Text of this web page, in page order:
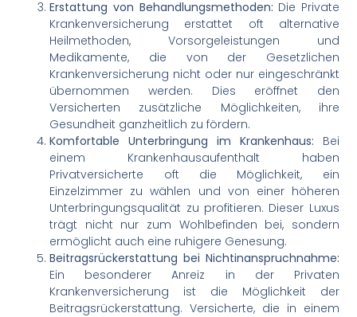
Erstattung von Behandlungsmethoden: Die Private
Krankenversicherung erstattet oft alternative
Heilmethoden, Vorsorgeleistungen und
Medikamente, die von der Gesetzlichen
Krankenversicherung nicht oder nur eingeschränkt
übernommen werden. Dies eröffnet den
Versicherten zusätzliche Möglichkeiten, ihre
Gesundheit ganzheitlich zu fördern.
Komfortable Unterbringung im Krankenhaus: Bei
einem Krankenhausaufenthalt haben
Privatversicherte oft die Möglichkeit, ein
Einzelzimmer zu wählen und von einer höheren
Unterbringungsqualität zu profitieren. Dieser Luxus
trägt nicht nur zum Wohlbefinden bei, sondern
ermöglicht auch eine ruhigere Genesung.
Beitragsrückerstattung bei Nichtinanspruchnahme:
Ein besonderer Anreiz in der Privaten
Krankenversicherung ist die Möglichkeit der
Beitragsrückerstattung. Versicherte, die in einem